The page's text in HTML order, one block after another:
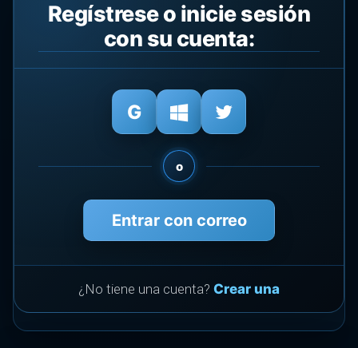
Regístrese o inicie sesión
con su cuenta:
o
Entrar con correo
¿No tiene una cuenta? Crear una